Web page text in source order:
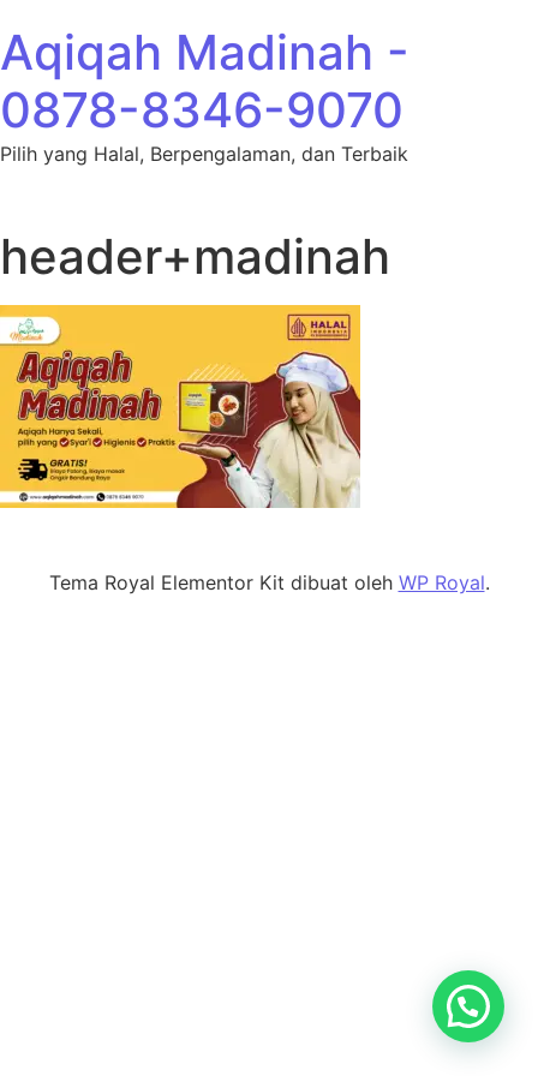
Aqiqah Madinah -
0878-8346-9070
Pilih yang Halal, Berpengalaman, dan Terbaik
header+madinah
Tema Royal Elementor Kit dibuat oleh WP Royal.